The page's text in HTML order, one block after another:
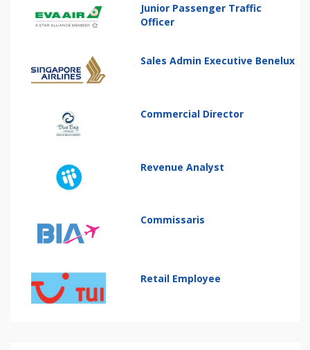
Junior Passenger Traffic
Officer
Sales Admin Executive Benelux
Commercial Director
Revenue Analyst
Commissaris
Retail Employee